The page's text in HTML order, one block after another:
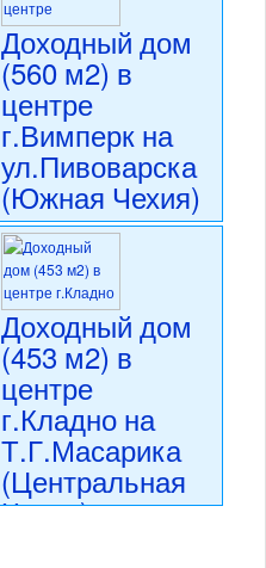
состояние: стандарт
номер объекта: 20611
Доходный дом
(560 м2) в
центре
г.Вимперк на
ул.Пивоварска
(Южная Чехия)
18 900 000 CZK
регион:Южная Чехия
раздел: объекты для
коммерческого использования
состояние: после
реконструкции
номер объекта: 20544
Доходный дом
(453 м2) в
центре
г.Кладно на
Т.Г.Масарика
(Центральная
Чехия)